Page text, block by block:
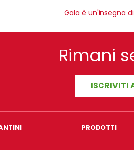
Gala è un'insegna
Rimani
ISCRIVITI
PRODOTTI